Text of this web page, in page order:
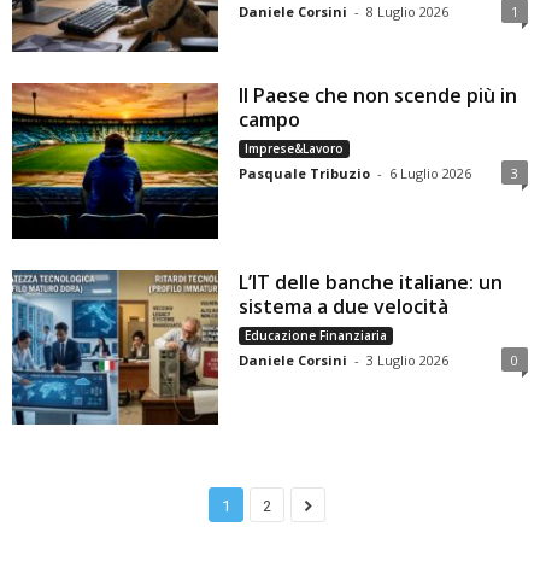
Daniele Corsini - 8 Luglio 2026 1
Il Paese che non scende più in
campo
Imprese&Lavoro
Pasquale Tribuzio - 6 Luglio 2026 3
L’IT delle banche italiane: un
sistema a due velocità
Educazione Finanziaria
Daniele Corsini - 3 Luglio 2026 0
1 2